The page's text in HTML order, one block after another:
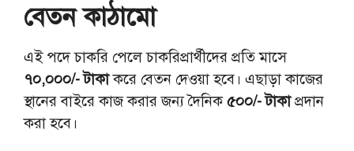
বেতন কাঠামো
এই পদে চাকরি পেলে চাকরিপ্রার্থীদের প্রতি মাসে
৭০,০০০/- টাকাকরে বেতন দেওয়া হবে। এছাড়া কাজের
স্থানের বাইরে কাজ করার জন্য দৈনিক৫০০/- টাকাপ্রদান
করা হবে।